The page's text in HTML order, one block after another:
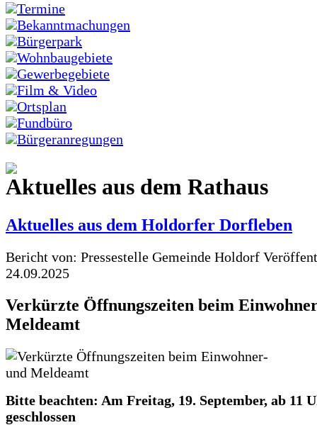
Termine
Bekanntmachungen
Bürgerpark
Wohnbaugebiete
Gewerbegebiete
Film & Video
Ortsplan
Fundbüro
Bürgeranregungen
Aktuelles aus dem Rathaus
Aktuelles aus dem Holdorfer Dorfleben
Bericht von: Pressestelle Gemeinde Holdorf
24.09.2025
Verkürzte Öffnungszeiten beim
Meldeamt
Bitte beachten: Am Freitag, 19. September, ab 11
geschlossen